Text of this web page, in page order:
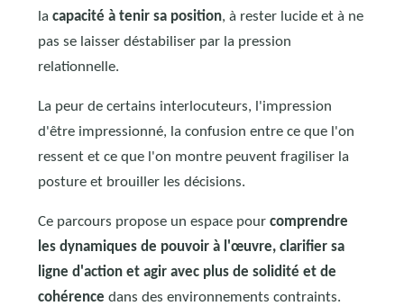
la capacité à tenir sa position, à rester lucide et à ne
pas se laisser déstabiliser par la pression
relationnelle.
La peur de certains interlocuteurs, l'impression
d'être impressionné, la confusion entre ce que l'on
ressent et ce que l'on montre peuvent fragiliser la
posture et brouiller les décisions.
Ce parcours propose un espace pour comprendre
les dynamiques de pouvoir à l'œuvre, clarifier sa
ligne d'action et agir avec plus de solidité et de
cohérence dans des environnements contraints.